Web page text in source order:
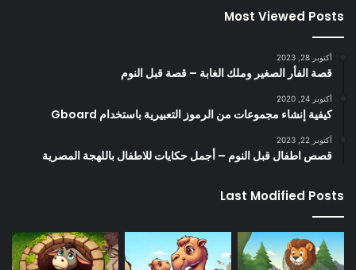
Most Viewed Posts
أكتوبر 28, 2023
قصة الفأر الصغير وملك الغابة – قصة قبل النوم
أكتوبر 24, 2020
كيفية إنشاء مجموعات من الرموز التعبيرية باستخدام Gboard
أكتوبر 22, 2023
قصص اطفال قبل النوم – أجمل حكايات للاطفال باللهجة المصرية
Last Modified Posts